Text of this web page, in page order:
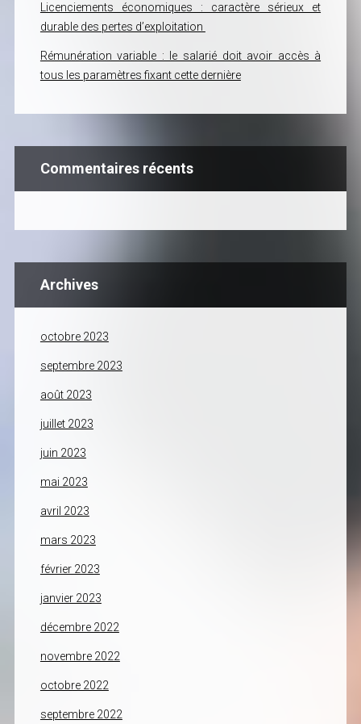
Licenciements économiques : caractère sérieux et
durable des pertes d’exploitation
Rémunération variable : le salarié doit avoir accès à
tous les paramètres fixant cette dernière
Commentaires récents
Archives
octobre 2023
septembre 2023
août 2023
juillet 2023
juin 2023
mai 2023
avril 2023
mars 2023
février 2023
janvier 2023
décembre 2022
novembre 2022
octobre 2022
septembre 2022